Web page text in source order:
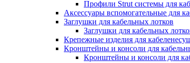
Профили Strut системы для
Аксессуары вспомогательные для
Заглушки для кабельных лотков
Заглушки для кабельных
Крепежные изделия для
Кронштейны и консоли для
Кронштейны и консоли для